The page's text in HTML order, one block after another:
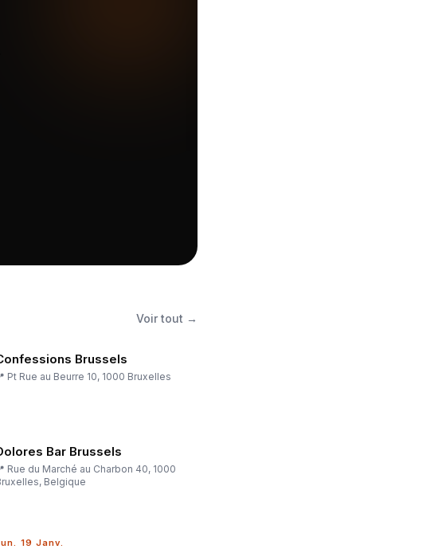
Voir tout →
Brussels
Pt Rue au Beurre 10, 1000 Bruxelles
Bar Brussels
Rue du Marché au Charbon 40, 1000
Belgique
19 Janv.